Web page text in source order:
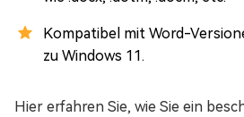
Kompatibel mit Word-
zu Windows 11.
Hier erfahren Sie, wie Sie ein